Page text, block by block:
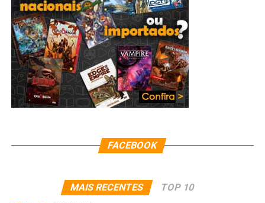
FACEBOOK
MAIS RECENTES TOP 10